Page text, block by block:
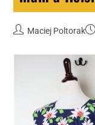
Maciej Poltorak